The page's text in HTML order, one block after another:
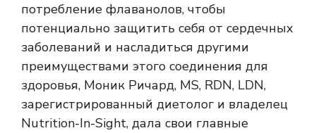
потребление флаванолов, чтобы
потенциально защитить себя от сердечных
заболеваний и насладиться другими
преимуществами этого соединения для
здоровья, Моник Ричард, MS, RDN, LDN,
зарегистрированный диетолог и владелец
Nutrition-In-Sight, дала свои главные